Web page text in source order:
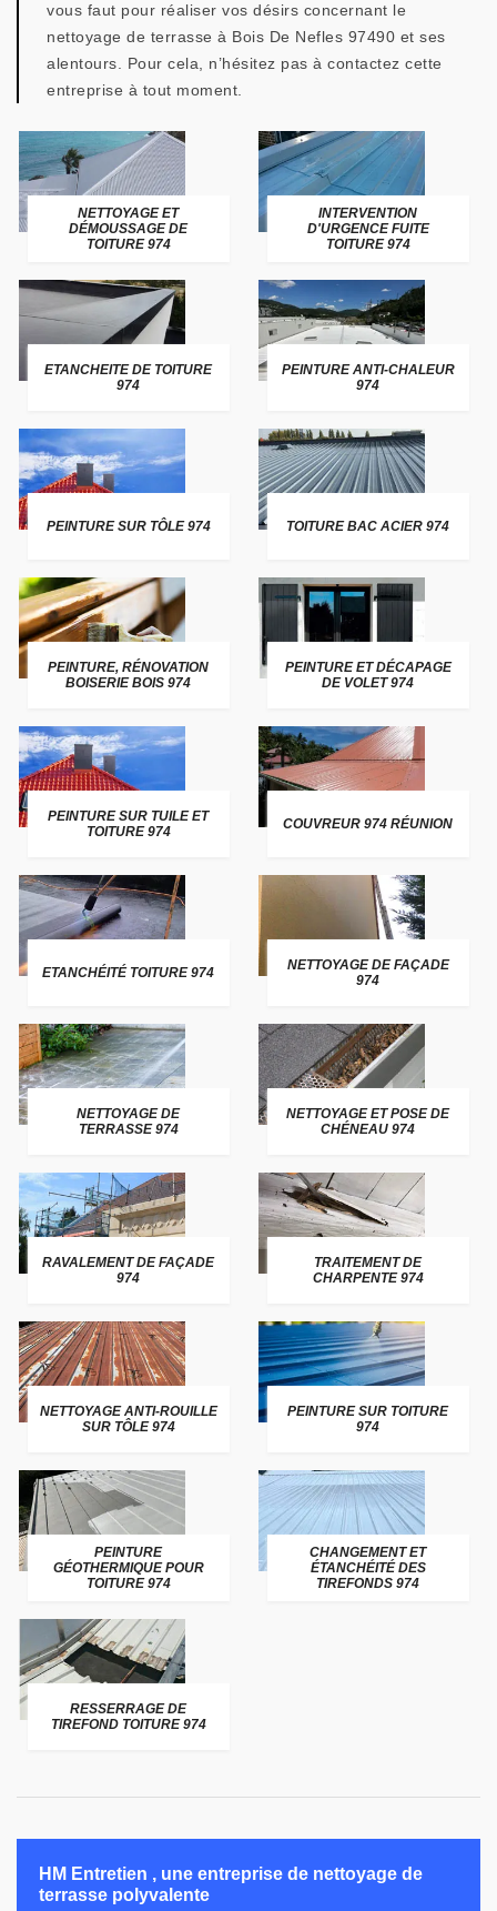
vous faut pour réaliser vos désirs concernant le
nettoyage de terrasse à Bois De Nefles 97490 et ses
alentours. Pour cela, n’hésitez pas à contactez cette
entreprise à tout moment.
NETTOYAGE ET
DÉMOUSSAGE DE
TOITURE 974
INTERVENTION
D'URGENCE FUITE
TOITURE 974
ETANCHEITE DE TOITURE
974
PEINTURE ANTI-CHALEUR
974
PEINTURE SUR TÔLE 974 TOITURE BAC ACIER 974
PEINTURE, RÉNOVATION
BOISERIE BOIS 974
PEINTURE ET DÉCAPAGE
DE VOLET 974
PEINTURE SUR TUILE ET
TOITURE 974
COUVREUR 974 RÉUNION
ETANCHÉITÉ TOITURE 974
NETTOYAGE DE FAÇADE
974
NETTOYAGE DE
TERRASSE 974
NETTOYAGE ET POSE DE
CHÉNEAU 974
RAVALEMENT DE FAÇADE
974
TRAITEMENT DE
CHARPENTE 974
NETTOYAGE ANTI-ROUILLE
SUR TÔLE 974
PEINTURE SUR TOITURE
974
PEINTURE
GÉOTHERMIQUE POUR
TOITURE 974
CHANGEMENT ET
ÉTANCHÉITÉ DES
TIREFONDS 974
RESSERRAGE DE
TIREFOND TOITURE 974
HM Entretien , une entreprise de nettoyage de
terrasse polyvalente